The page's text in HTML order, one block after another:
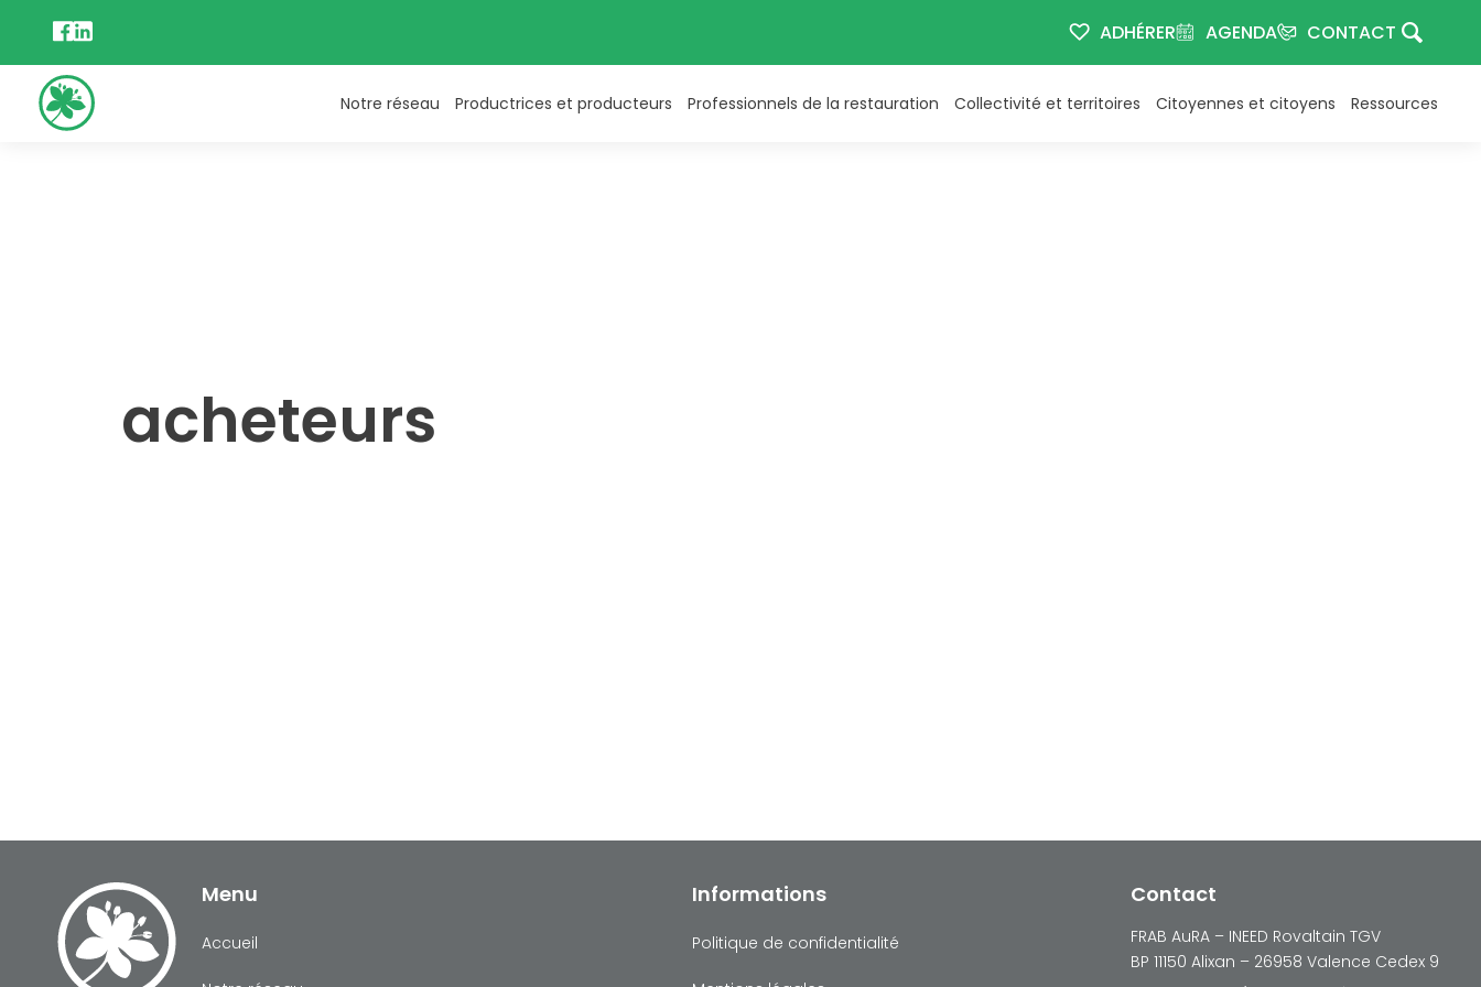
ADHÉRER AGENDA CONTACT
Notre réseau Productrices et producteurs Professionnels de la restauration Collectivité et territoires Citoyennes et citoyens Ressources
acheteurs
Menu
Accueil
Informations
Politique de confidentialité
Contact
FRAB AuRA – INEED Rovaltain TGV
BP 11150 Alixan – 26958 Valence Cedex 9